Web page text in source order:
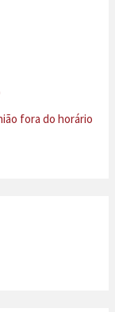
fora do horário